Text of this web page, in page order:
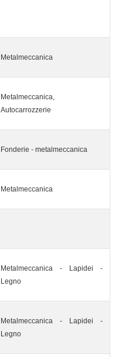
Metalmeccanica
Metalmeccanica,
Autocarrozzerie
Fonderie - metalmeccanica
Metalmeccanica
Metalmeccanica - Lapidei -
Legno
Metalmeccanica - Lapidei -
Legno